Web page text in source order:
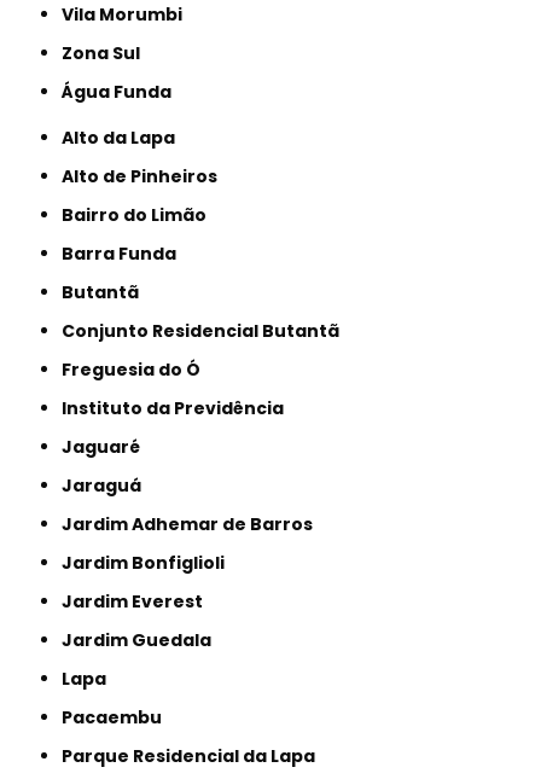
Vila Morumbi
Zona Sul
Água Funda
Alto da Lapa
Alto de Pinheiros
Bairro do Limão
Barra Funda
Butantã
Conjunto Residencial Butantã
Freguesia do Ó
Instituto da Previdência
Jaguaré
Jaraguá
Jardim Adhemar de Barros
Jardim Bonfiglioli
Jardim Everest
Jardim Guedala
Lapa
Pacaembu
Parque Residencial da Lapa